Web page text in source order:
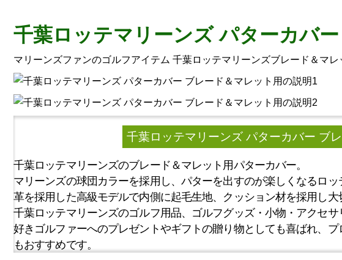
千葉ロッテマリーンズ パターカバ
マリーンズファンのゴルフアイテム 千葉ロッテマリーンズブレード＆マ
千葉ロッテマリーンズ パターカバー ブ
千葉ロッテマリーンズのブレード＆マレット用パターカバー。
マリーンズの球団カラーを採用し、パターを出すのが楽しくなるロ
革を採用した高級モデルで内側に起毛生地、クッション材を採用し大
千葉ロッテマリーンズのゴルフ用品、ゴルフグッズ・小物・アクセ
好きゴルファーへのプレゼントやギフトの贈り物としても喜ばれ、
もおすすめです。